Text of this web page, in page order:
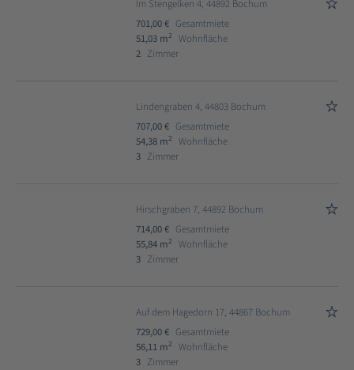
Im Stengelken 4, 44892 Bochum
701,00 € Gesamtmiete
51,03 m2
Wohnfläche
2 Zimmer
Lindengraben 4, 44803 Bochum
707,00 € Gesamtmiete
54,38 m2
Wohnfläche
3 Zimmer
Hirschgraben 7, 44892 Bochum
714,00 € Gesamtmiete
55,84 m2
Wohnfläche
3 Zimmer
Auf dem Hagedorn 17, 44867 Bochum
729,00 € Gesamtmiete
56,11 m2
Wohnfläche
3 Zimmer